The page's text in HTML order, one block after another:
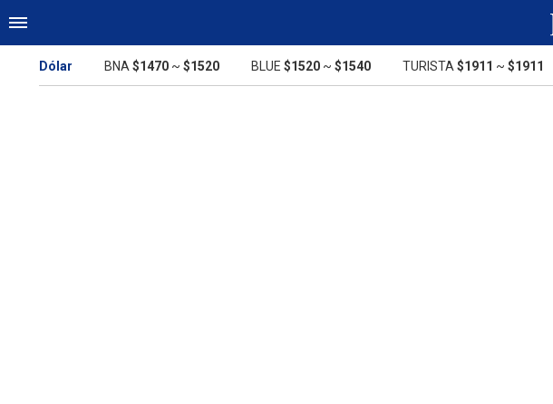
Dólar BNA $1470 ~ $1520 BLUE $1520 ~ $1540 TURISTA $1911 ~ $1911